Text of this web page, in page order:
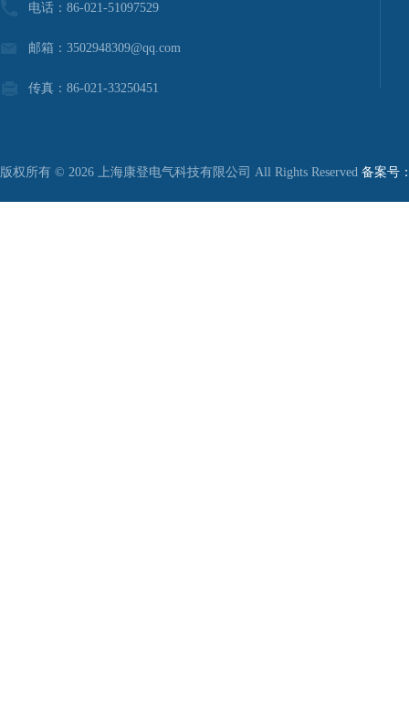
电话：86-021-51097529
邮箱：3502948309@qq.com
传真：86-021-33250451
版权所有 © 2026 上海康登电气科技有限公司 All Rights Reserved 备案号